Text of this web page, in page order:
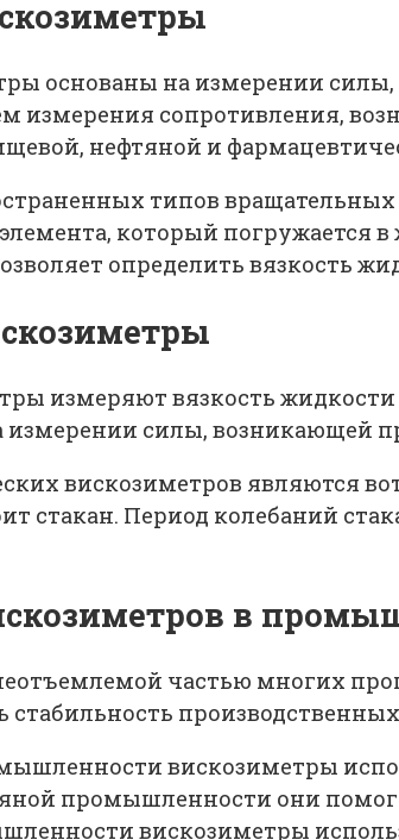
основаны на измерении
измерения сопротивления,
нефтяной и
типов
который погружается
определить вязкость
измеряют вязкость
измерении силы, возникающей
вискозиметров являются
стакан. Период колебаний
в
частью многих
вискозиметры
промышленности они
вискозиметры